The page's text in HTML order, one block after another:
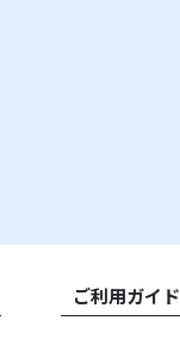
ご利用ガイド